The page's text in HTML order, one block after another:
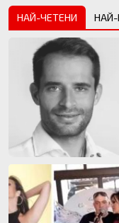
НАЙ-ЧЕТЕНИ